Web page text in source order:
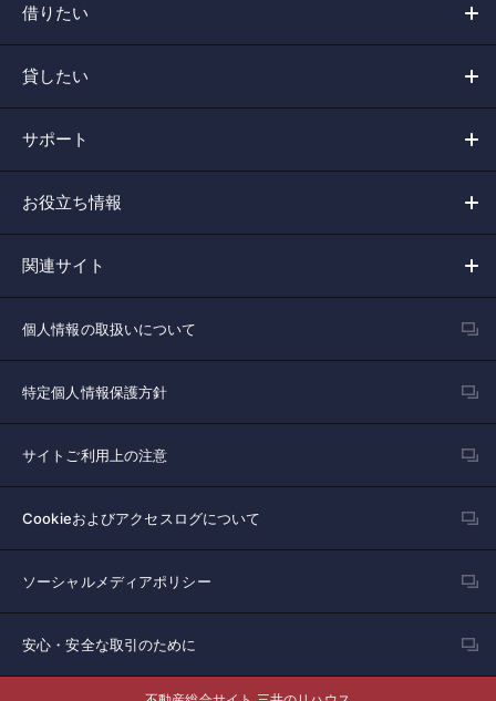
借りたい
貸したい
サポート
お役立ち情報
関連サイト
個人情報の取扱いについて
特定個人情報保護方針
サイトご利用上の注意
Cookieおよびアクセスログについて
ソーシャルメディアポリシー
安心・安全な取引のために